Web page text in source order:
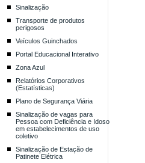
Sinalização
Transporte de produtos
perigosos
Veículos Guinchados
Portal Educacional Interativo
Zona Azul
Relatórios Corporativos
(Estatísticas)
Plano de Segurança Viária
Sinalização de vagas para
Pessoa com Deficiência e Idoso
em estabelecimentos de uso
coletivo
Sinalização de Estação de
Patinete Elétrica